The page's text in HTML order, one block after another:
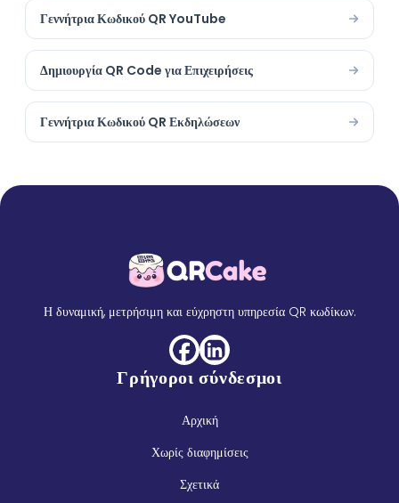
Γεννήτρια Κωδικού QR YouTube
Δημιουργία QR Code για Επιχειρήσεις
Γεννήτρια Κωδικού QR Εκδηλώσεων
Η δυναμική, μετρήσιμη και εύχρηστη υπηρεσία QR κωδίκων.
Γρήγοροι σύνδεσμοι
Αρχική
Χωρίς διαφημίσεις
Σχετικά